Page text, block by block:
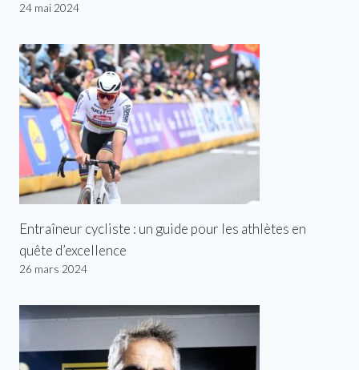
24 mai 2024
Entraîneur cycliste : un guide pour les athlètes en
quête d’excellence
26 mars 2024